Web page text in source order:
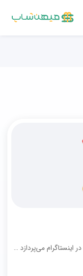
این مقاله به آموزش اصول هشتگ‌گذاری علمی در اینستاگرام می‌پردازد و نقش آن را در بهبود دیده‌شدن محتوا، افزایش تعامل و جذب مخاطب هدف بررسی می‌کند. در این راهنما، معیارهای انتخاب هشتگ‌های عمومی و تخصصی، اشتباهات رایج در هشتگ‌گذاری و نمونه‌های کاربردی توضیح داده شده است. همچنین ارتباط هشتگ‌گذاری با راه‌اندازی فروشگاه آنلاین، ساخت سایت فروشگاهی و اتصال سایت به اینستاگرام با میهن شاپ مورد بررسی قرار می‌گیرد تا نحوه استفاده هم‌زمان از شبکه‌های اجتماعی و وب‌سایت در رشد کسب‌وکارهای اینترنتی روشن‌تر شود.